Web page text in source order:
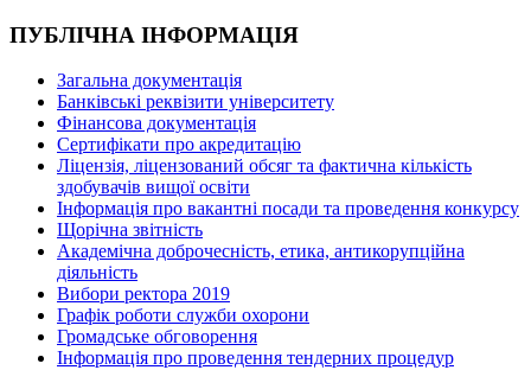
ПУБЛІЧНА ІНФОРМАЦІЯ
Загальна документація
Банківські реквізити університету
Фінансова документація
Сертифікати про акредитацію
Ліцензія, ліцензований обсяг та фактична кількість
здобувачів вищої освіти
Інформація про вакантні посади та проведення конкурсу
Щорічна звітність
Академічна доброчесність, етика, антикорупційна
діяльність
Вибори ректора 2019
Графік роботи служби охорони
Громадське обговорення
Інформація про проведення тендерних процедур